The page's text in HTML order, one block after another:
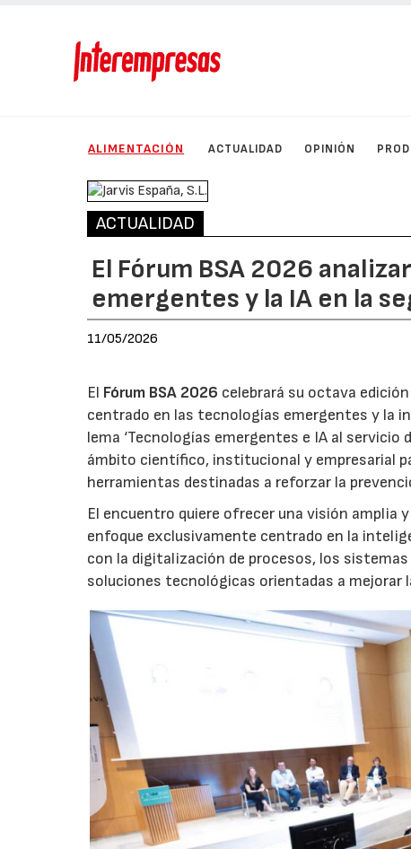
ALIMENTACIÓN ACTUALIDAD OPINIÓN
ACTUALIDAD
El Fórum BSA 2026
emergentes y la IA en la
11/05/2026
El Fórum BSA 2026 celebrará su octava
centrado en las tecnologías emergentes y la
lema ‘Tecnologías emergentes e IA al servicio
ámbito científico, institucional y empresarial
herramientas destinadas a reforzar la
El encuentro quiere ofrecer una visión amplia
enfoque exclusivamente centrado en la
con la digitalización de procesos, los
soluciones tecnológicas orientadas a mejorar